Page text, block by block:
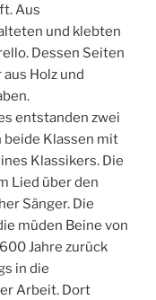
Aus
und klebten
Dessen Seiten
Holz und
entstanden zwei
beide Klassen mit
Klassikers. Die
Lied über den
Sänger. Die
müden Beine von
Jahre zurück
in die
Arbeit. Dort